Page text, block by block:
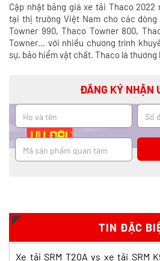
Cập nhật bảng giá xe tải Thaco 2022
tại thị trường Việt Nam cho các
Towner 990, Thaco Towner 800,
Towner… với nhiều chương trình
sự, bảo hiểm vật chất. Thaco là thương
ĐĂNG KÝ NHẬN
TIN ĐẶC
Xe tải SRM T20A vs xe tải SRM
So sánh xe